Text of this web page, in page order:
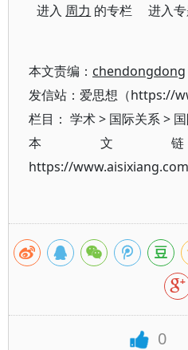
进入 周力 的专栏 进入专
本文责编： chendongdong
发信站：爱思想（https://
栏目： 学术> 国际关系>
本文
https://
0